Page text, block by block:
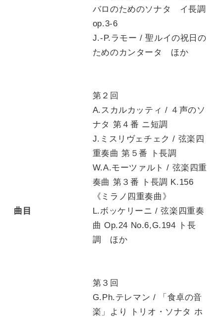
曲目
バロのためのソナタ イ長調
op.3-6
J.-P.ラモー / 聖ルイの祝日の
ためのカンタータ ほか
第２回
A.スカルカッティ / ４声のソ
ナタ 第４番 ニ短調
J.ミスリヴェチェク / 弦楽四
重奏曲 第５番 ト長調
W.A.モーツァルト / 弦楽四重
奏曲 第３番 ト長調 K.156
《ミラノ四重奏曲》
L.ボッケリーニ / 弦楽四重奏
曲 Op.24 No.6,G.194 ト長
調 ほか
第３回
G.Ph.テレマン / 「食卓の音
楽」より トリオ・ソナタ ホ